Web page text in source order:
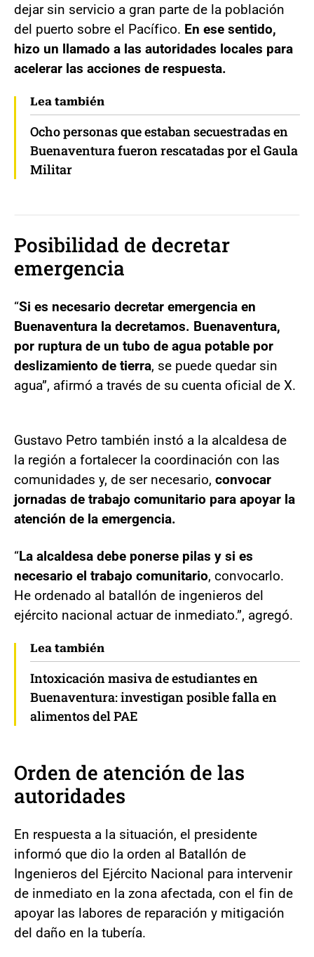
dejar sin servicio a gran parte de la población
del puerto sobre el Pacífico. En ese sentido,
hizo un llamado a las autoridades locales para
acelerar las acciones de respuesta.
Lea también
Ocho personas que estaban secuestradas en
Buenaventura fueron rescatadas por el Gaula
Militar
Posibilidad de decretar
emergencia
“Si es necesario decretar emergencia en
Buenaventura la decretamos. Buenaventura,
por ruptura de un tubo de agua potable por
deslizamiento de tierra, se puede quedar sin
agua”, afirmó a través de su cuenta oficial de X.
Gustavo Petro también instó a la alcaldesa de
la región a fortalecer la coordinación con las
comunidades y, de ser necesario, convocar
jornadas de trabajo comunitario para apoyar la
atención de la emergencia.
“La alcaldesa debe ponerse pilas y si es
necesario el trabajo comunitario, convocarlo.
He ordenado al batallón de ingenieros del
ejército nacional actuar de inmediato.”, agregó.
Lea también
Intoxicación masiva de estudiantes en
Buenaventura: investigan posible falla en
alimentos del PAE
Orden de atención de las
autoridades
En respuesta a la situación, el presidente
informó que dio la orden al Batallón de
Ingenieros del Ejército Nacional para intervenir
de inmediato en la zona afectada, con el fin de
apoyar las labores de reparación y mitigación
del daño en la tubería.